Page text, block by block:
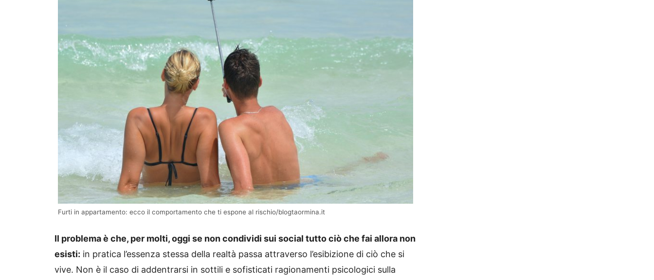
Furti in appartamento: ecco il comportamento che ti espone al rischio/blogtaormina.it
Il problema è che, per molti, oggi se non condividi sui social tutto ciò che fai allora non
esisti: in pratica l’essenza stessa della realtà passa attraverso l’esibizione di ciò che si
vive. Non è il caso di addentrarsi in sottili e sofisticati ragionamenti psicologici sulla